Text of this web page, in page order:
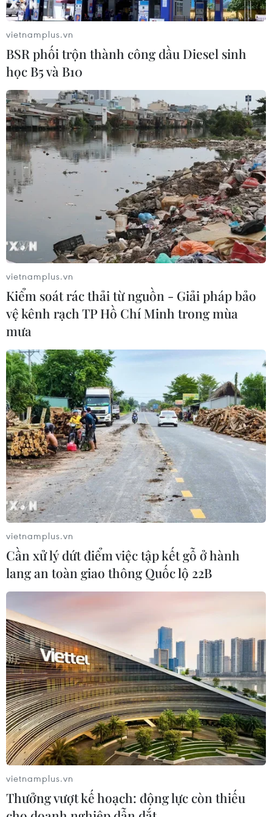
Đại diện gia đình và đông đảo bạn bè Pháp và Việt Nam tới dự
buổi lễ. (Ảnh: Thu Hà/Vietnam+)
(TTXVN/Vietnam+)
#Đại sứ Đinh Toàn Thắng
#Huân chương Hữu nghị
#Đảng Cộng sản Pháp
#Bia tưởng niệm
Pháp
Theo dõi VietnamPlus
TIN LIÊN QUAN
Các hội đoàn Việt Nam và bạn bè Pháp
ủng hộ Quỹ vaccine phòng COVID-19
25/06/2021 23:47
Ông Vương Hữu Nhân, Chủ tịch Hội người Việt Nam tại
Pháp, khẳng định mặc dù số tiền ủng hộ không lớn song
đó là tình cảm, trách nhiệm của cộng đồng người Việt
vietnamplus.vn
BSR phối trộn thành công dầu Diesel sinh
học B5 và B10
vietnamplus.vn
Kiểm soát rác thải từ nguồn - Giải pháp bảo
vệ kênh rạch TP Hồ Chí Minh trong mùa
mưa
vietnamplus.vn
Cần xử lý dứt điểm việc tập kết gỗ ở hành
lang an toàn giao thông Quốc lộ 22B
vietnamplus.vn
Thưởng vượt kế hoạch: động lực còn thiếu